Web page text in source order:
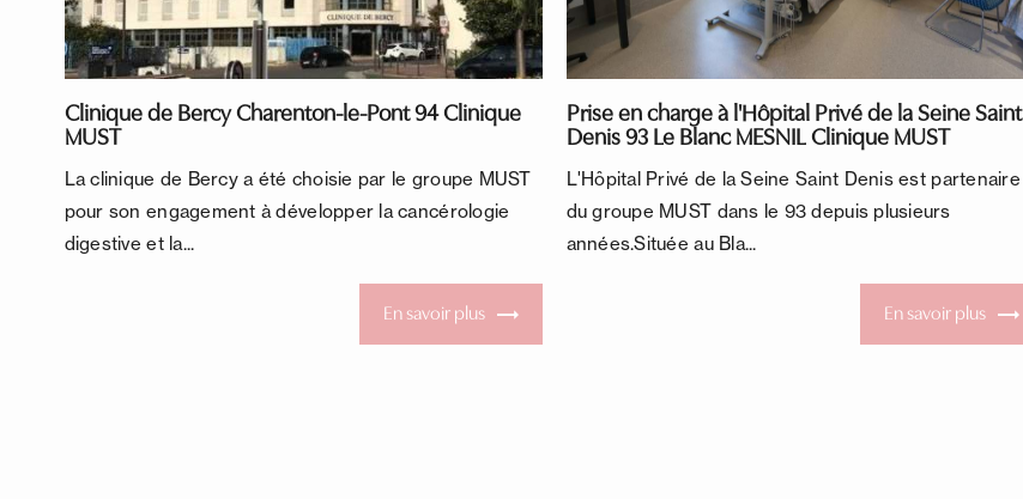
Clinique de Bercy Charenton-le-Pont 94 Clinique
MUST
La clinique de Bercy a été choisie par le groupe MUST
pour son engagement à développer la cancérologie
digestive et la...
En savoir plus
Prise en charge à l'Hôpital Privé de la Seine Saint
Denis 93 Le Blanc MESNIL Clinique MUST
L'Hôpital Privé de la Seine Saint Denis est partenaire
du groupe MUST dans le 93 depuis plusieurs
années.Située au Bla...
En savoir plus